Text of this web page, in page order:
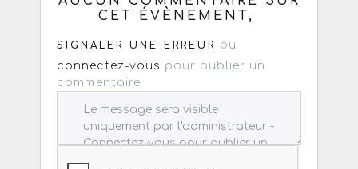
CET ÉVÈNEMENT,
SIGNALER UNE ERREUR ou
connectez-vous pour publier un
commentaire